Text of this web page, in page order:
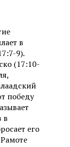
в
9).
(17:10-
победу
в
его